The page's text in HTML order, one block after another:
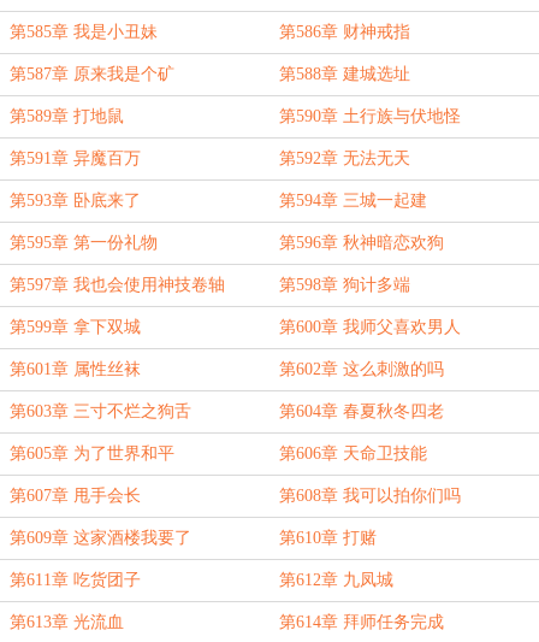
第585章 我是小丑妹 第586章 财神戒指
第587章 原来我是个矿 第588章 建城选址
第589章 打地鼠 第590章 土行族与伏地怪
第591章 异魔百万 第592章 无法无天
第593章 卧底来了 第594章 三城一起建
第595章 第一份礼物 第596章 秋神暗恋欢狗
第597章 我也会使用神技卷轴 第598章 狗计多端
第599章 拿下双城 第600章 我师父喜欢男人
第601章 属性丝袜 第602章 这么刺激的吗
第603章 三寸不烂之狗舌 第604章 春夏秋冬四老
第605章 为了世界和平 第606章 天命卫技能
第607章 甩手会长 第608章 我可以拍你们吗
第609章 这家酒楼我要了 第610章 打赌
第611章 吃货团子 第612章 九凤城
第613章 光流血 第614章 拜师任务完成